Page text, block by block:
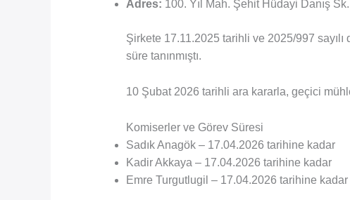
Adres: 100. Yıl Mah. Şehit Hüdayi Danış
Şirkete 17.11.2025 tarihli ve 2025/997 sayılı
süre tanınmıştı.
10 Şubat 2026 tarihli ara kararla, geçici
Komiserler ve Görev Süresi
Sadık Anagök – 17.04.2026 tarihine kadar
Kadir Akkaya – 17.04.2026 tarihine kadar
Emre Turgutlugil – 17.04.2026 tarihine kadar